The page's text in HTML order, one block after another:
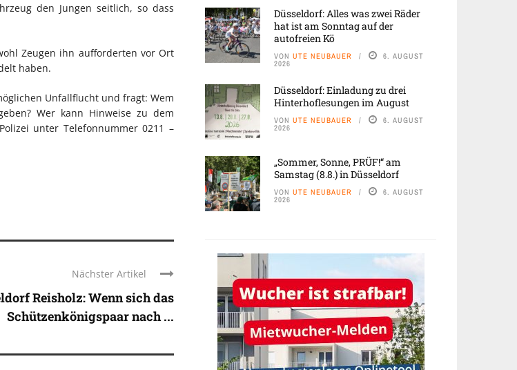
den Jungen seitlich, so dass
Zeugen ihn aufforderten vor Ort
haben.
Unfallflucht und fragt: Wem
Wer kann Hinweise zu dem
unter Telefonnummer 0211 –
Nächster Artikel
Reisholz: Wenn sich das
Schützenkönigspaar nach ...
Düsseldorf: Alles was zwei Räder
hat ist am Sonntag auf der
autofreien Kö
VON UTE NEUBAUER 6. AUGUST
2026
Düsseldorf: Einladung zu drei
Hinterhoflesungen im August
VON UTE NEUBAUER 6. AUGUST
2026
„Sommer, Sonne, PRÜF!“ am
Samstag (8.8.) in Düsseldorf
VON UTE NEUBAUER 6. AUGUST
2026